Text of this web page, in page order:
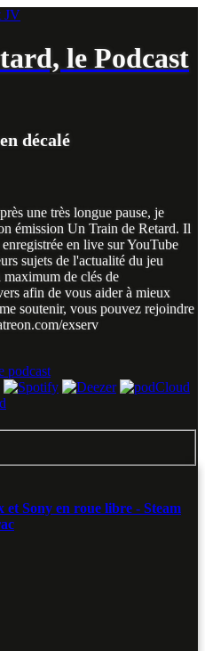
le Podcast
décalé
une très longue pause, je
émission Un Train de Retard. Il
en live sur YouTube
sujets de l'actualité du jeu
maximum de clés de
afin de vous aider à mieux
soutenir, vous pouvez rejoindre
exserv
Sony en roue libre - Steam